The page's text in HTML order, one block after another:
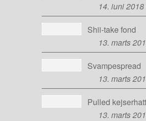
14. juni 2018
Shii-take fond
13. marts
Svampespread
13. marts
Pulled
13. marts